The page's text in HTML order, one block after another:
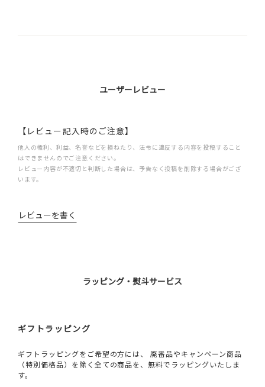
ユーザーレビュー
【レビュー記入時のご注意】
他人の権利、利益、名誉などを損ねたり、法令に違反する内容を投稿すること
はできませんのでご注意ください。
レビュー内容が不適切と判断した場合は、予告なく投稿を削除する場合がござ
います。
レビューを書く
ラッピング・熨斗サービス
ギフトラッピング
ギフトラッピングをご希望の方には、 廃番品やキャンペーン商品
（特別価格品）を除く全ての商品を、無料でラッピングいたしま
す。